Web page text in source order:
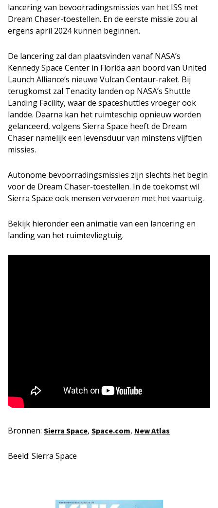
lancering van bevoorradingsmissies van het ISS met
Dream Chaser-toestellen. En de eerste missie zou al
ergens april 2024 kunnen beginnen.
De lancering zal dan plaatsvinden vanaf NASA’s
Kennedy Space Center in Florida aan boord van United
Launch Alliance’s nieuwe Vulcan Centaur-raket. Bij
terugkomst zal Tenacity landen op NASA’s Shuttle
Landing Facility, waar de spaceshuttles vroeger ook
landde. Daarna kan het ruimteschip opnieuw worden
gelanceerd, volgens Sierra Space heeft de Dream
Chaser namelijk een levensduur van minstens vijftien
missies.
Autonome bevoorradingsmissies zijn slechts het begin
voor de Dream Chaser-toestellen. In de toekomst wil
Sierra Space ook mensen vervoeren met het vaartuig.
Bekijk hieronder een animatie van een lancering en
landing van het ruimtevliegtuig.
Bronnen: Sierra Space, Space.com, New Atlas
Beeld: Sierra Space